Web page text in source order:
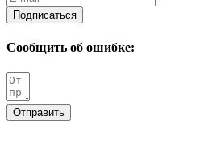
Подписаться
Сообщить об ошибке:
Отправить